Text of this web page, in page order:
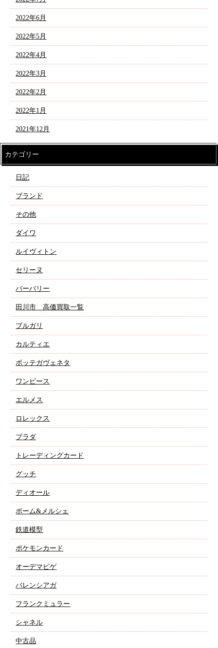
2022年6月
2022年5月
2022年4月
2022年3月
2022年2月
2022年1月
2021年12月
カテゴリー
日記
ブランド
その他
ダイワ
ルイヴィトン
セリーヌ
バーバリー
田川市 高価買取一覧
ブルガリ
カルティエ
ボッテガヴェネタ
ワンピース
エルメス
ロレックス
プラダ
トレーディングカード
グッチ
ディオール
ボーム&メルシェ
鉄道模型
ポケモンカード
オーデマピゲ
バレンシアガ
フランクミュラー
シャネル
中古品